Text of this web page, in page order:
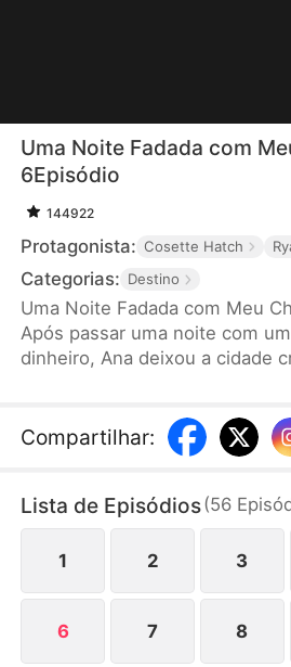
Uma Noite Fadada com
6Episódio
144922
Protagonista: Cosette Hatch
Categorias: Destino
Uma Noite Fadada com Meu
Após passar uma noite com
dinheiro, Ana deixou a cidade
tarde se torna seu novo chefe.
perceba algo, seu filho
destino?
Compartilhar:
Lista de Episódios(56
1 2 3
6 7 8